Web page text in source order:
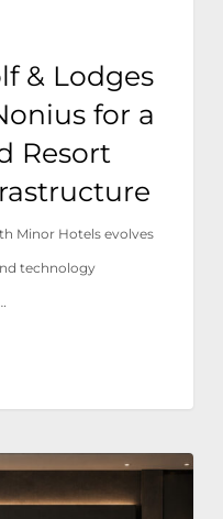
& Lodges
for a
Resort
Minor Hotels evolves
technology